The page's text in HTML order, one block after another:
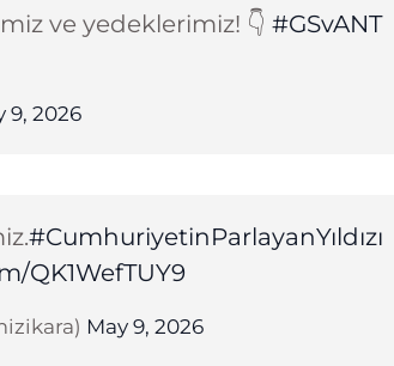
ve yedeklerimiz! 👇 #GSvANT
9, 2026
#CumhuriyetinParlayanYıldızı
QK1WefTUY9
May 9, 2026